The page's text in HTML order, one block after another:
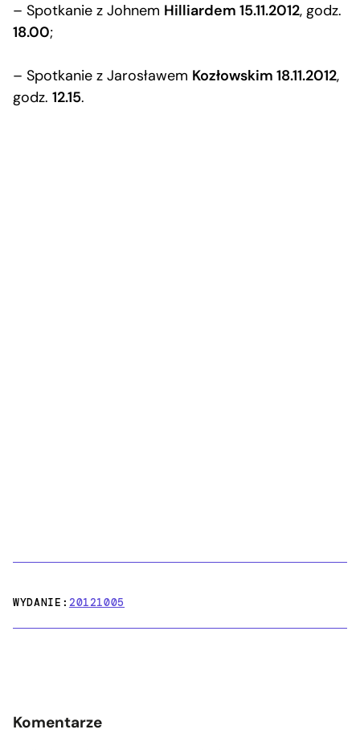
– Spotkanie z Johnem Hilliardem 15.11.2012, godz.
18.00;
– Spotkanie z Jarosławem Kozłowskim 18.11.2012,
godz. 12.15.
WYDANIE:20121005
Komentarze